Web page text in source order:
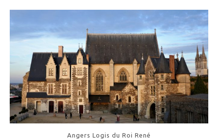
Angers Logis du Roi René